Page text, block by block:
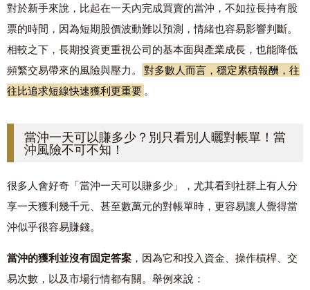
對於新手來說，比起在一天內完成買賣的當沖，不如拉長持有股
票的時間，因為短期股價波動難以預測，情緒也容易影響判斷。
相較之下，長期投資更重視公司的基本面與產業成長，也能降低
頻繁交易帶來的風險與壓力。
對多數人而言，穩定累積報酬，往
往比追求短線快速獲利更重要 。
當沖一天可以賺多少？別只看別人曬對帳單！當
沖風險不可不知！
很多人會好奇「當沖一天可以賺多少」，尤其看到社群上有人分
享一天獲利幾千元、甚至數萬元的對帳單時，更容易讓人覺得當
沖似乎很容易賺錢。
當沖的獲利並沒有固定答案 ，因為它和投入資金、操作槓桿、交
易次數，以及市場行情都有關。舉例來說：